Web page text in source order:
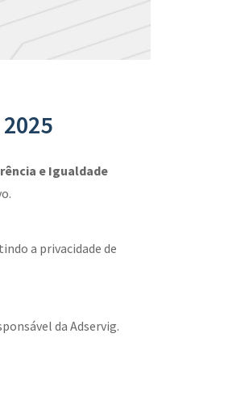
e Igualdade
a privacidade de
da Adservig.